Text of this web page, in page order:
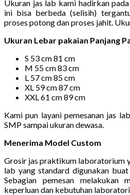
Ukuran jas lab kami hadirkan
ini bisa berbeda (selisih)
proses potong dan proses jahit.
Ukuran Lebar pakaian Panjang
S 53 cm 81 cm
M 55 cm 83 cm
L 57 cm 85 cm
XL 59 cm 87 cm
XXL 61 cm 89 cm
Kami pun layani pemesanan jas
SMP sampai ukuran dewasa.
Menerima Model Custom
Grosir jas praktikum laboratorium
lab yang standard digunakan
Sebagian pemesan melakukan
keperluan dan kebutuhan